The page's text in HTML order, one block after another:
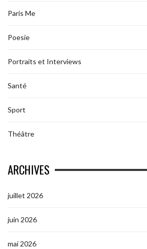
Paris Me
Poesie
Portraits et Interviews
Santé
Sport
Théâtre
ARCHIVES
juillet 2026
juin 2026
mai 2026